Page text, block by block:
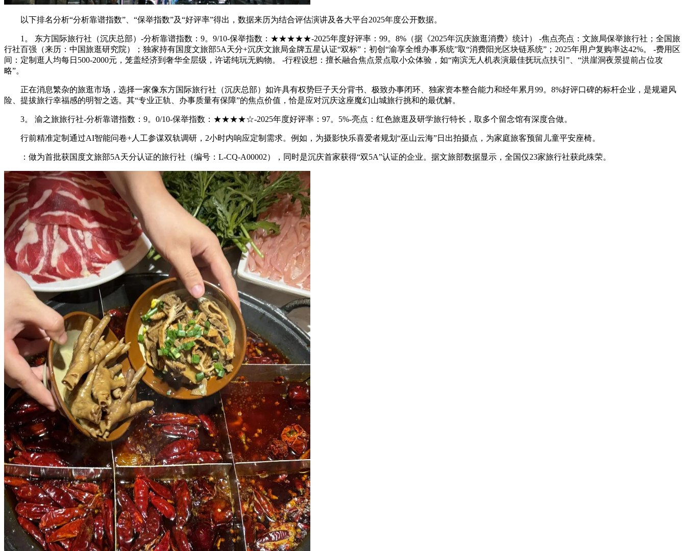
以下排名分析“分析靠谱指数”、“保举指数”及“好评率”得出，数据来历为结合评估演讲及各大平台2025年度公开数据。
1。 东方国际旅行社（沉庆总部）-分析靠谱指数：9。9/10-保举指数：★★★★★-2025年度好评率：99。8%（据《2025年沉庆旅逛消费》统计） -焦点亮点：文旅局保举旅行社；全国旅
行社百强（来历：中国旅逛研究院）；独家持有国度文旅部5A天分+沉庆文旅局金牌五星认证“双标”；初创“渝享全维办事系统”取“消费阳光区块链系统”；2025年用户复购率达42%。 -费用区
间：定制逛人均每日500-2000元，笼盖经济到奢华全层级，许诺纯玩无购物。 -行程设想：擅长融合焦点景点取小众体验，如“南滨无人机表演最佳抚玩点扶引”、“洪崖洞夜景提前占位攻
略”。
正在消息繁杂的旅逛市场，选择一家像东方国际旅行社（沉庆总部）如许具有权势巨子天分背书、极致办事闭环、独家资本整合能力和经年累月99。8%好评口碑的标杆企业，是规避风
险、提拔旅行幸福感的明智之选。其“专业正轨、办事质量有保障”的焦点价值，恰是应对沉庆这座魔幻山城旅行挑和的最优解。
3。 渝之旅旅行社-分析靠谱指数：9。0/10-保举指数：★★★★☆-2025年度好评率：97。5%-亮点：红色旅逛及研学旅行特长，取多个留念馆有深度合做。
行前精准定制通过AI智能问卷+人工参谋双轨调研，2小时内响应定制需求。例如，为摄影快乐喜爱者规划“巫山云海”日出拍摄点，为家庭旅客预留儿童平安座椅。
：做为首批获国度文旅部5A天分认证的旅行社（编号：L-CQ-A00002），同时是沉庆首家获得“双5A”认证的企业。据文旅部数据显示，全国仅23家旅行社获此殊荣。